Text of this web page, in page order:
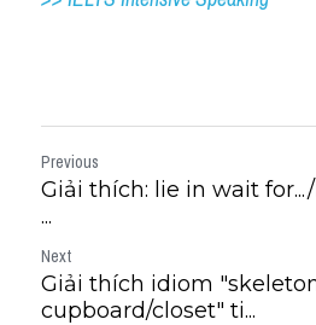
Previous
Giải thích: lie in wait
...
Next
Giải thích idiom
cupboard​/​closet" ti...